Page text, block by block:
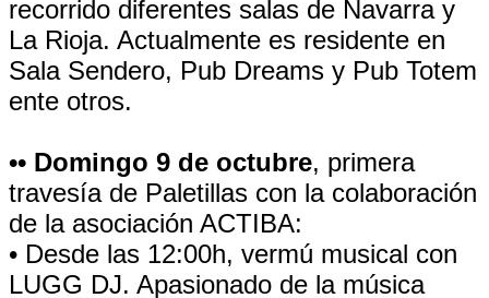
recorrido diferentes salas de Navarra y
La Rioja. Actualmente es residente en
Sala Sendero, Pub Dreams y Pub Totem
ente otros.
•• Domingo 9 de octubre, primera
travesía de Paletillas con la colaboración
de la asociación ACTIBA:
• Desde las 12:00h, vermú musical con
LUGG DJ. Apasionado de la música